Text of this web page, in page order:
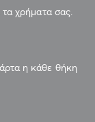
χρήματα σας.
η κάθε θήκη